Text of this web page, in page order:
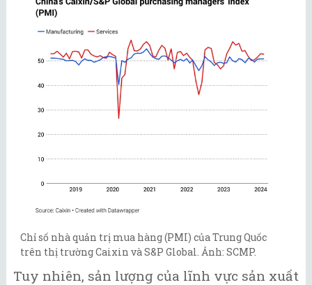
Chỉ số nhà quản trị mua hàng (PMI) của Trung Quốc
trên thị trường Caixin và S&P Global. Ảnh: SCMP.
Tuy nhiên, sản lượng của lĩnh vực sản xuất